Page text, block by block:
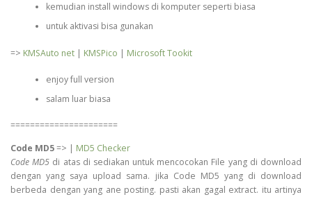
kemudian install windows di komputer seperti biasa
untuk aktivasi bisa gunakan
=> KMSAuto net | KMSPico | Microsoft Tookit
enjoy full version
salam luar biasa
======================
Code MD5=> | MD5 Checker
Code MD5 di atas di sediakan untuk mencocokan File yang di download
dengan yang saya upload sama. jika Code MD5 yang di download
berbeda dengan yang ane posting. pasti akan gagal extract. itu artinya